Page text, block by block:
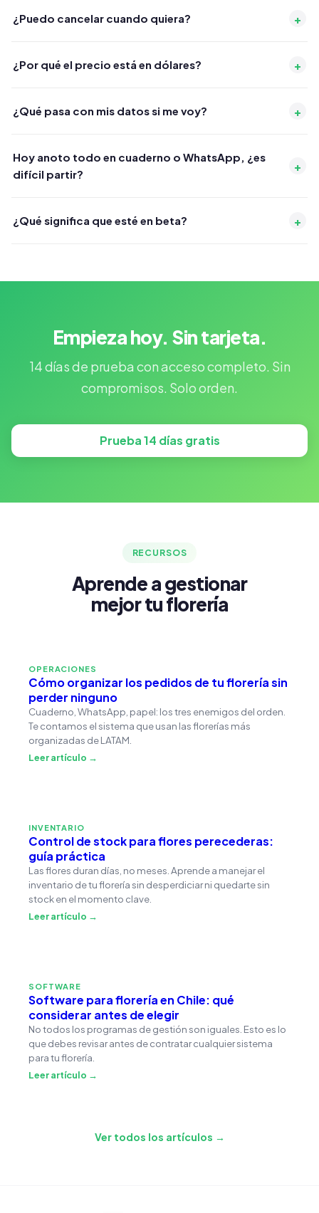
¿Puedo cancelar cuando quiera? +
¿Por qué el precio está en dólares? +
¿Qué pasa con mis datos si me voy? +
Hoy anoto todo en cuaderno o WhatsApp, ¿es
difícil partir?
+
¿Qué significa que esté en beta? +
Empieza hoy. Sin tarjeta.
14 días de prueba con acceso completo. Sin
compromisos. Solo orden.
Prueba 14 días gratis
RECURSOS
Aprende a gestionar
mejor tu florería
OPERACIONES
Cómo organizar los pedidos de tu florería sin
perder ninguno
Cuaderno, WhatsApp, papel: los tres enemigos del orden.
Te contamos el sistema que usan las florerías más
organizadas de LATAM.
Leer artículo →
INVENTARIO
Control de stock para flores perecederas:
guía práctica
Las flores duran días, no meses. Aprende a manejar el
inventario de tu florería sin desperdiciar ni quedarte sin
stock en el momento clave.
Leer artículo →
SOFTWARE
Software para florería en Chile: qué
considerar antes de elegir
No todos los programas de gestión son iguales. Esto es lo
que debes revisar antes de contratar cualquier sistema
para tu florería.
Leer artículo →
Ver todos los artículos →